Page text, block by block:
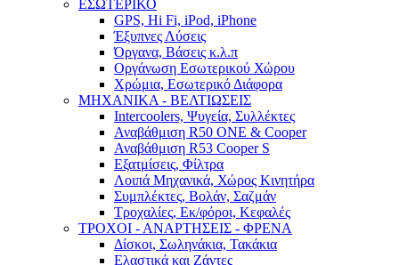
ΕΣΩΤΕΡΙΚΟ
GPS, Hi Fi, iPod, iPhone
Έξυπνες Λύσεις
Όργανα, Βάσεις κ.λ.π
Οργάνωση Εσωτερικού Χώρου
Χρώμια, Εσωτερικό Διάφορα
ΜΗΧΑΝΙΚΑ - ΒΕΛΤΙΩΣΕΙΣ
Intercoolers, Ψυγεία, Συλλέκτες
Αναβάθμιση R50 ONE & Cooper
Αναβάθμιση R53 Cooper S
Εξατμίσεις, Φίλτρα
Λοιπά Μηχανικά, Χώρος Κινητήρα
Συμπλέκτες, Βολάν, Σαζμάν
Τροχαλίες, Εκ/φόροι, Κεφαλές
ΤΡΟΧΟΙ - ΑΝΑΡΤΗΣΕΙΣ - ΦΡΕΝΑ
Δίσκοι, Σωληνάκια, Τακάκια
Ελαστικά και Ζάντες